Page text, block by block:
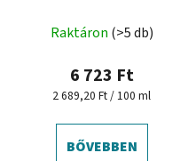
Raktáron (>5 db)
6 723 Ft
Egységár:
2 689,20 Ft / 100 ml
BŐVEBBEN